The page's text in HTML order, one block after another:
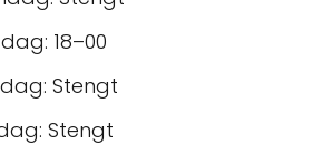
18–00
Stengt
Stengt